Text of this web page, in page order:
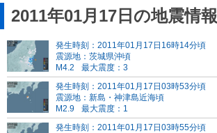
2011年01月17日の地震情報
発生時刻：2011年01月17日16時14分頃
震源地：茨城県沖頃
M4.2
最大震度：3
発生時刻：2011年01月17日03時53分頃
震源地：新島・神津島近海頃
M2.9
最大震度：1
発生時刻：2011年01月17日03時55分頃